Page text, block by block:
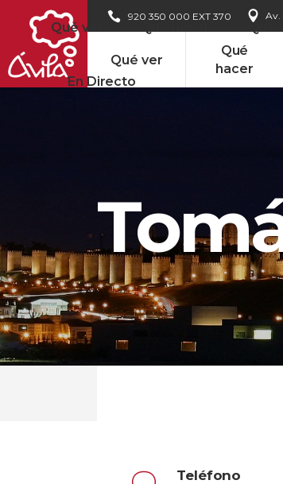
920 350 000 EXT 370 Av.
Qué ver
Qué
hacer
Qué ver Qué
En Directo
Teléfono